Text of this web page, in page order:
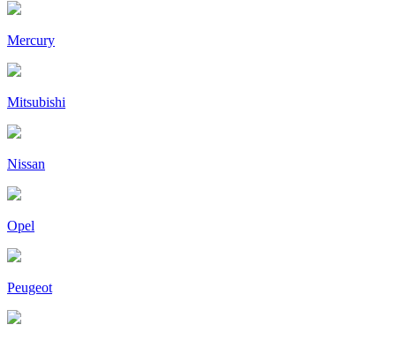
Mercury
Mitsubishi
Nissan
Opel
Peugeot